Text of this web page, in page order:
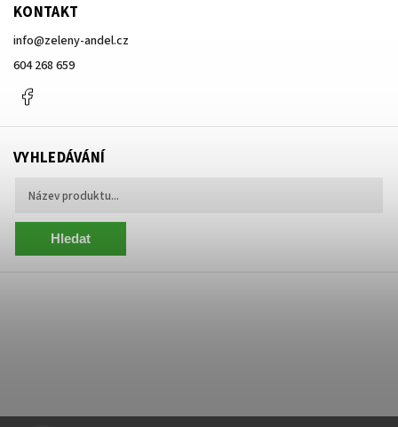
KONTAKT
info@zeleny-andel.cz
604 268 659
VYHLEDÁVÁNÍ
Hledat